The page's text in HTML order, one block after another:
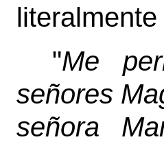
"Me
señores
señora